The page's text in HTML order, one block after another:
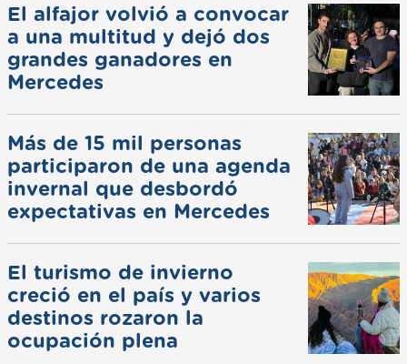
El alfajor volvió a convocar
a una multitud y dejó dos
grandes ganadores en
Mercedes
Más de 15 mil personas
participaron de una agenda
invernal que desbordó
expectativas en Mercedes
El turismo de invierno
creció en el país y varios
destinos rozaron la
ocupación plena